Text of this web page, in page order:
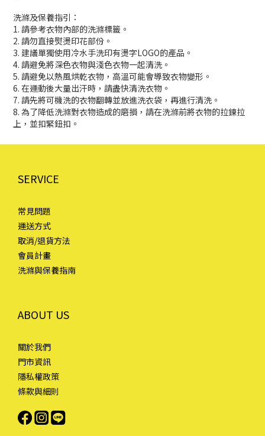
洗滌及保養指引：
1. 請參考衣物內部的洗滌標籤。
2. 請勿直接熨燙印花部份。
3. 建議單獨使用冷水手洗印有燙字LOGO的產品。
4. 請避免將深色衣物與淺色衣物一起清洗。
5. 請避免以熱風烘乾衣物，高溫可能會導致衣物變形。
6. 在運動後大量出汗時，請盡快清洗衣物。
7. 請先將可機洗的衣物翻轉並放進洗衣袋，再進行清洗。
8. 為了降低洗滌對衣物造成的磨損，請在洗滌前將衣物的拉鍊拉
上，並扣緊鈕扣。
SERVICE
常見問題
運送方式
取消/退貨方法
會員計畫
洗滌與保養指南
ABOUT US
關於我們
門市資訊
隱私權政策
條款與細則